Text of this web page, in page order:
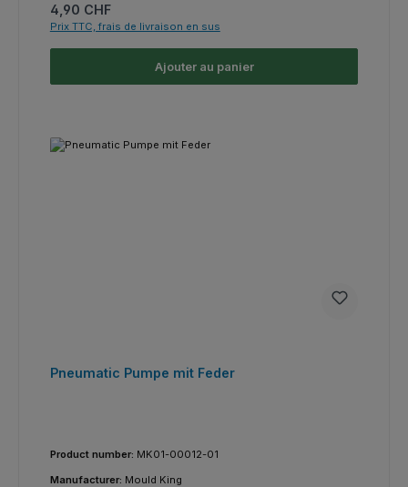
Prix régulier :
4,90 CHF
Prix TTC, frais de livraison en sus
Ajouter au panier
Pneumatic Pumpe mit Feder
Product number: MK01-00012-01
Manufacturer: Mould King